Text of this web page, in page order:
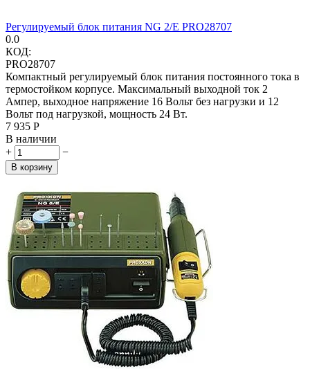
Регулируемый блок питания NG 2/E PRO28707
0.0
КОД:
PRO28707
Компактный регулируемый блок питания постоянного тока в
термостойком корпусе. Максимальный выходной ток 2
Ампер, выходное напряжение 16 Вольт без нагрузки и 12
Вольт под нагрузкой, мощность 24 Вт.
7 935 Р
В наличии
+
−
В корзину